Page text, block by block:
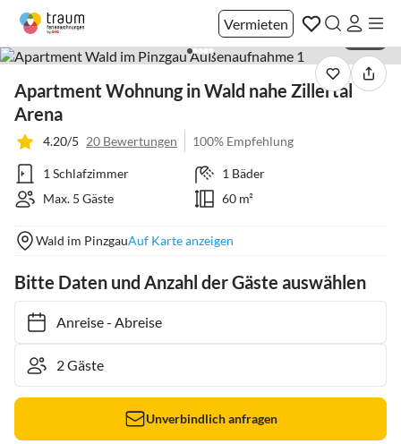
Vermieten
Apartment Wohnung in Wald nahe Zillertal
Arena
4.20/5 20 Bewertungen 100% Empfehlung
1 Schlafzimmer
1 Bäder
Max. 5 Gäste
60 m²
Wald im PinzgauAuf Karte anzeigen
Bitte Daten und Anzahl der Gäste auswählen
Anreise- Abreise
Unverbindlich anfragen